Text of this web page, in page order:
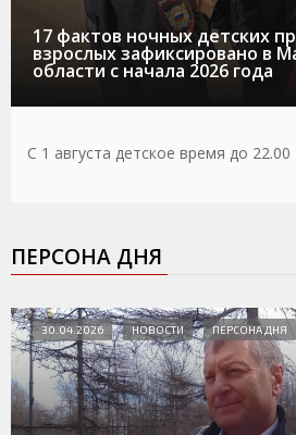
17 фактов ночных детских
взрослых зафиксировано в
области с начала 2026 года
С 1 августа детское время до 22.00
ПЕРСОНА ДНЯ
30.04.2026 НОВОСТИ ПЕРСОНА ДНЯ